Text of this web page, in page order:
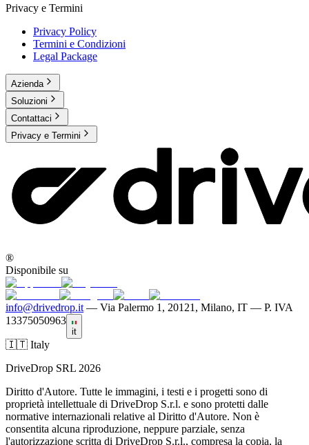
Privacy e Termini
Privacy Policy
Termini e Condizioni
Legal Package
Azienda
Soluzioni
Contattaci
Privacy e Termini
®
Disponibile su
info@drivedrop.it — Via Palermo 1, 20121, Milano, IT — P. IVA
13375050963
it
🇮🇹 Italy
DriveDrop SRL 2026
Diritto d'Autore. Tutte le immagini, i testi e i progetti sono di
proprietà intellettuale di DriveDrop S.r.l. e sono protetti dalle
normative internazionali relative al Diritto d'Autore. Non è
consentita alcuna riproduzione, neppure parziale, senza
l'autorizzazione scritta di DriveDrop S.r.l., compresa la copia, la